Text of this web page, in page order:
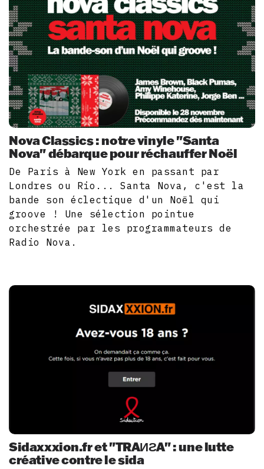
Nova Classics : notre vinyle "Santa
Nova" débarque pour réchauffer Noël
De Paris à New York en passant par
Londres ou Rio... Santa Nova, c'est la
bande son éclectique d'un Noël qui
groove ! Une sélection pointue
orchestrée par les programmateurs de
Radio Nova.
Sidaxxxion.fr et "TRAИƧA" : une lutte
créative contre le sida